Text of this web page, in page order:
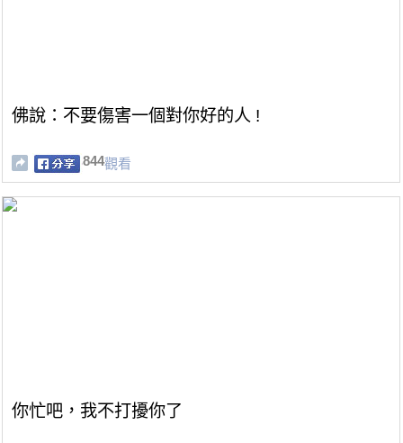
佛說：不要傷害一個對你好的人 !
844觀看
你忙吧，我不打擾你了